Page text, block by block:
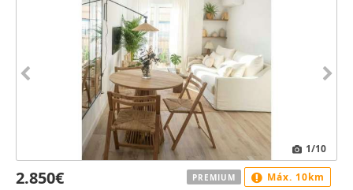
1/10
2.850€ PREMIUM Máx. 10km